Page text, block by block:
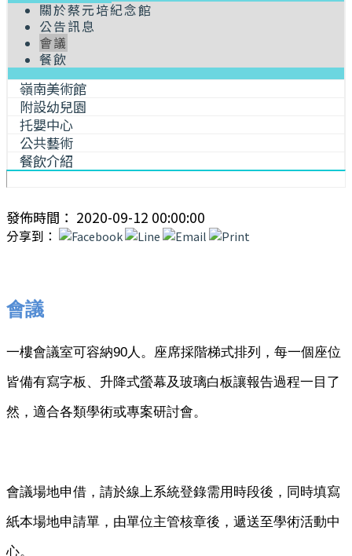
關於蔡元培紀念館
公告訊息
會議
餐飲
嶺南美術館
附設幼兒園
托嬰中心
公共藝術
餐飲介紹
發佈時間： 2020-09-12 00:00:00
分享到：
會議
一樓會議室可容納90人。座席採階梯式排列，每一個座位
皆備有寫字板、升降式螢幕及玻璃白板讓報告過程一目了
然，適合各類學術或專案研討會。
會議場地申借，請於線上系統登錄需用時段後，同時填寫
紙本場地申請單，由單位主管核章後，遞送至學術活動中
心。